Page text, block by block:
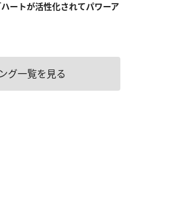
ートが活性化されてパワーア
グ一覧を見る